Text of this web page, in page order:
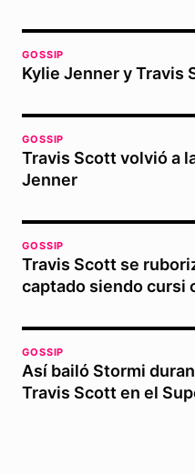
GOSSIP
Kylie Jenner y Travis
GOSSIP
Travis Scott volvió a
Jenner
GOSSIP
Travis Scott se
captado siendo cursi
GOSSIP
Así bailó Stormi
Travis Scott en el